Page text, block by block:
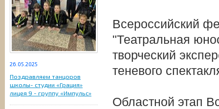
26.05.2025
Поздравляем танцоров
школы- студии «Грация»
лицея 9 - группу «Импульс»
Всероссийский
"Театральная
творческий
теневого
Областной этап